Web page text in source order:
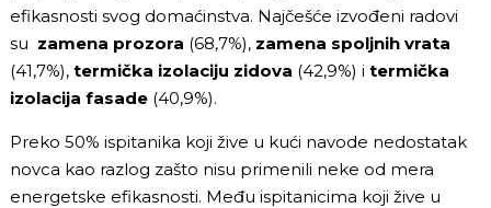
efikasnosti svog domaćinstva. Najčešće izvođeni radovi
su zamena prozora (68,7%), zamena spoljnih vrata
(41,7%), termička izolaciju zidova (42,9%) i termička
izolacija fasade (40,9%).
Preko 50% ispitanika koji žive u kući navode nedostatak
novca kao razlog zašto nisu primenili neke od mera
energetske efikasnosti. Među ispitanicima koji žive u